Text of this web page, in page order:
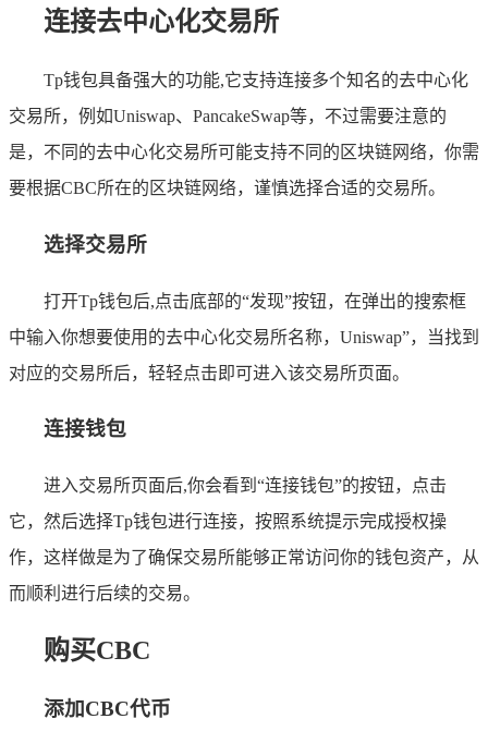
连接去中心化交易所
Tp钱包具备强大的功能,它支持连接多个知名的去中心化
交易所，例如Uniswap、PancakeSwap等，不过需要注意的
是，不同的去中心化交易所可能支持不同的区块链网络，你需
要根据CBC所在的区块链网络，谨慎选择合适的交易所。
选择交易所
打开Tp钱包后,点击底部的“发现”按钮，在弹出的搜索框
中输入你想要使用的去中心化交易所名称，Uniswap”，当找到
对应的交易所后，轻轻点击即可进入该交易所页面。
连接钱包
进入交易所页面后,你会看到“连接钱包”的按钮，点击
它，然后选择Tp钱包进行连接，按照系统提示完成授权操
作，这样做是为了确保交易所能够正常访问你的钱包资产，从
而顺利进行后续的交易。
购买CBC
添加CBC代币